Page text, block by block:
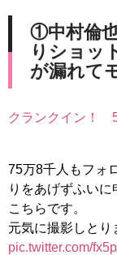
①中村倫
りショッ
が漏れて
クランクイン！
75万8千人もフォ
りをあげずふい
こちらです。
元気に撮影しとり
pic.twitter.com/